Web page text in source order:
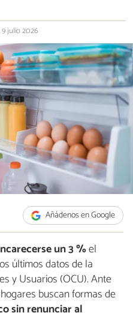
9 julio 2026
Añádenos en Google
un 3 %el
últimos datos de la
y Usuarios (OCU). Ante
buscan formas de